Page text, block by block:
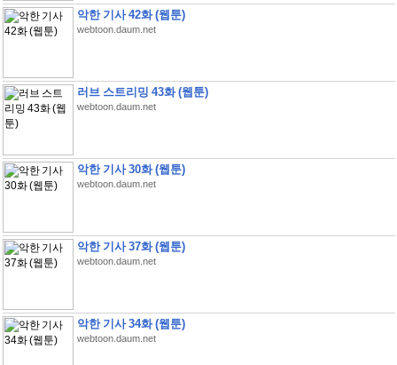
악한 기사 42화 (웹툰)
webtoon.daum.net
러브 스트리밍 43화 (웹툰)
webtoon.daum.net
악한 기사 30화 (웹툰)
webtoon.daum.net
악한 기사 37화 (웹툰)
webtoon.daum.net
악한 기사 34화 (웹툰)
webtoon.daum.net